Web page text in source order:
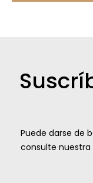
Puede darse de
consulte